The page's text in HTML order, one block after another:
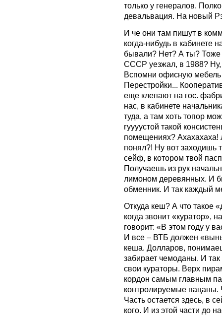
только у генералов.
девальвация. На новый
И че они там пишут в
когда-нибудь в кабинете
бывали? Нет? А ты? Тоже
СССР уезжал, в 1988? Ну,
Вспомни офисную мебель
Перестройки...
еще клепают на гос.
нас, в кабинете
туда, а там хоть топор
гуууустой такой
помещениях?
понял?! Ну вот заходишь
сейф, в котором твой
Получаешь из рук
лимоном деревянных. И
обменник. И так каждый
Откуда кеш? А что такое
когда звонит «куратор»,
говорит: «В этом году у
И все – ВТБ должен
кеша. Долларов,
забирает чемоданы. И
свои кураторы. Верх
кордон самым главным
контролируемые пацаны.
Часть остается здесь, в
кого. И из этой части до